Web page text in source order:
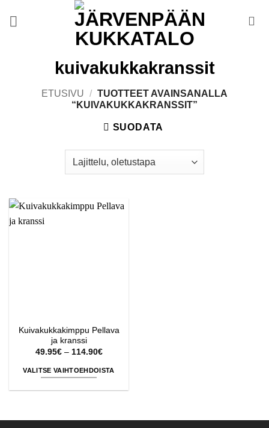
kuivakukkakranssit
ETUSIVU / TUOTTEET AVAINSANALLA
“KUIVAKUKKAKRANSSIT”
SUODATA
Kuivakukkakimppu Pellava
ja kranssi
49.95€ – 114.90€Hintaluokka:
-
114.90€
VALITSE VAIHTOEHDOISTA
useampi